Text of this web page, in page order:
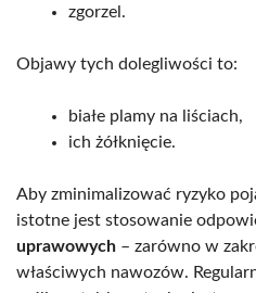
zgorzel.
Objawy tych dolegliwości to:
białe plamy na liściach,
ich żółknięcie.
Aby zminimalizować ryzyko
istotne jest stosowanie
uprawowych – zarówno w
właściwych nawozów.